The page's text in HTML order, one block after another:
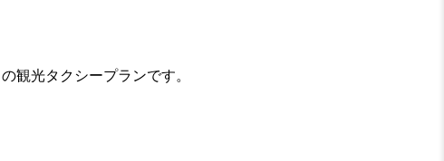
の観光タクシープランです。